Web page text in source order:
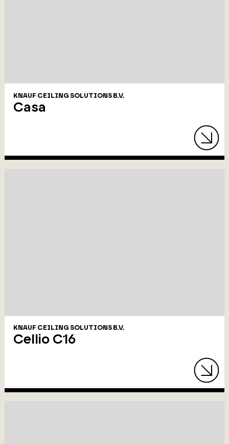
KNAUF CEILING SOLUTIONS B.V.
Casa
KNAUF CEILING SOLUTIONS B.V.
Cellio C16